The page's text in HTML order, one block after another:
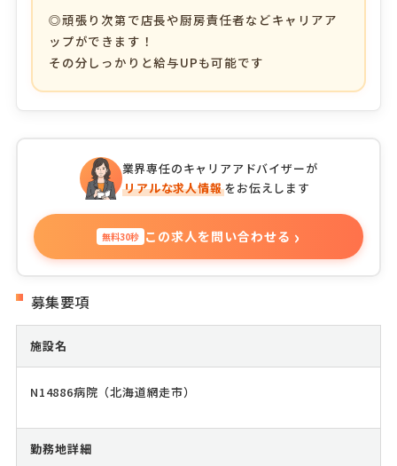
◎頑張り次第で店長や厨房責任者などキャリアア
ップができます！
その分しっかりと給与UPも可能です
業界専任のキャリアアドバイザーが
リアルな求人情報をお伝えします
無料30秒 この求人を問い合わせる ›
募集要項
施設名
N14886病院（北海道網走市）
勤務地詳細